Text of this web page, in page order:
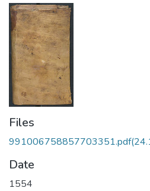
Files
991006758857703351.pdf
Date
1554